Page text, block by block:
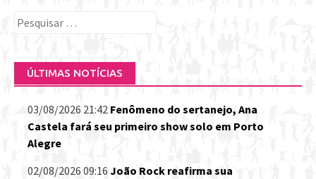
Pesquisar
ÚLTIMAS NOTÍCIAS
03/08/2026 21:42 Fenômeno do sertanejo, Ana
Castela fará seu primeiro show solo em Porto
Alegre
02/08/2026 09:16 João Rock reafirma sua